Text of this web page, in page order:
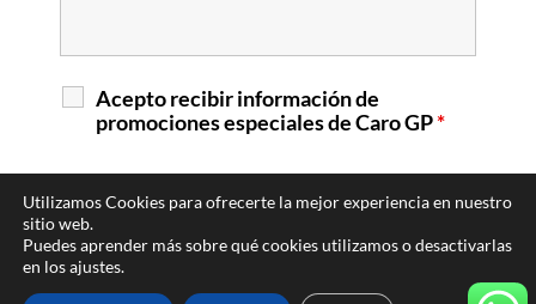
Acepto recibir información de
promociones especiales de Caro GP*
Utilizamos Cookies para ofrecerte la mejor experiencia en nuestro
sitio web.
Puedes aprender más sobre qué cookies utilizamos o desactivarlas
en los ajustes.